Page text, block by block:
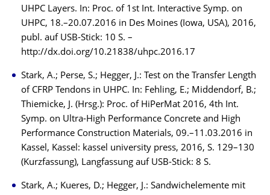
UHPC Layers. In: Proc. of 1st Int. Interactive Symp. on
UHPC, 18.–20.07.2016 in Des Moines (Iowa, USA), 2016,
publ. auf USB-Stick: 10 S. –
http://dx.doi.org/10.21838/uhpc.2016.17
Stark, A.; Perse, S.; Hegger, J.: Test on the Transfer Length
of CFRP Tendons in UHPC. In: Fehling, E.; Middendorf, B.;
Thiemicke, J. (Hrsg.): Proc. of HiPerMat 2016, 4th Int.
Symp. on Ultra-High Performance Concrete and High
Performance Construction Materials, 09.–11.03.2016 in
Kassel, Kassel: kassel university press, 2016, S. 129–130
(Kurzfassung), Langfassung auf USB-Stick: 8 S.
Stark, A.; Kueres, D.; Hegger, J.: Sandwichelemente mit